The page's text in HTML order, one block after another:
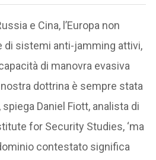
e Cina, l’Europa non
di sistemi anti-jamming attivi,
di manovra evasiva
dottrina è sempre stata
Daniel Fiott, analista di
for Security Studies, ‘ma
contestato significa